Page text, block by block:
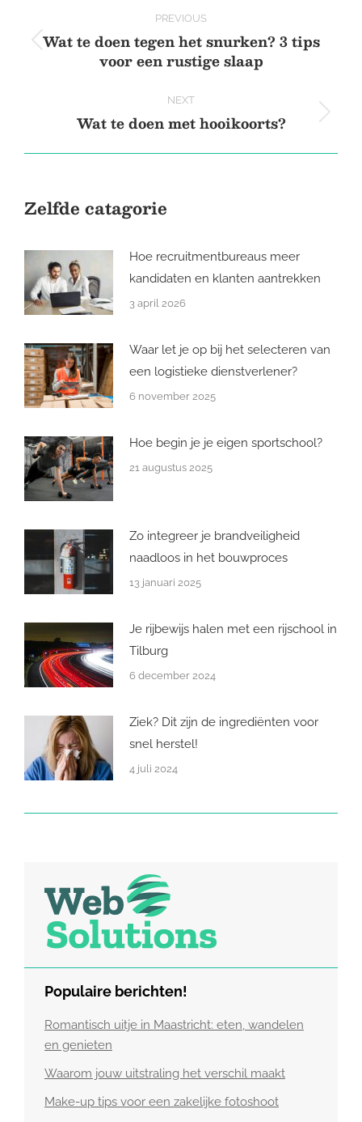
navigation
PREVIOUS
Previous
post:
Wat te doen tegen het snurken? 3 tips
voor een rustige slaap
NEXT
Next
Wat te doen met hooikoorts?
Zelfde catagorie
Hoe recruitmentbureaus meer
kandidaten en klanten aantrekken
3 april 2026
Waar let je op bij het selecteren van
een logistieke dienstverlener?
6 november 2025
Hoe begin je je eigen sportschool?
21 augustus 2025
Zo integreer je brandveiligheid
naadloos in het bouwproces
13 januari 2025
Je rijbewijs halen met een rijschool in
Tilburg
6 december 2024
Ziek? Dit zijn de ingrediënten voor
snel herstel!
4 juli 2024
Populaire berichten!
Romantisch uitje in Maastricht: eten, wandelen
en genieten
Waarom jouw uitstraling het verschil maakt
Make-up tips voor een zakelijke fotoshoot